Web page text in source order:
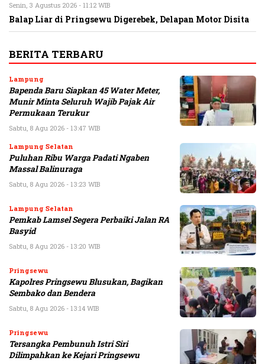
Senin, 3 Agustus 2026 - 11:12 WIB
Balap Liar di Pringsewu Digerebek, Delapan Motor Disita
BERITA TERBARU
Lampung
Bapenda Baru Siapkan 45 Water Meter,
Munir Minta Seluruh Wajib Pajak Air
Permukaan Terukur
Sabtu, 8 Agu 2026 - 13:47 WIB
Lampung Selatan
Puluhan Ribu Warga Padati Ngaben
Massal Balinuraga
Sabtu, 8 Agu 2026 - 13:23 WIB
Lampung Selatan
Pemkab Lamsel Segera Perbaiki Jalan RA
Basyid
Sabtu, 8 Agu 2026 - 13:20 WIB
Pringsewu
Kapolres Pringsewu Blusukan, Bagikan
Sembako dan Bendera
Sabtu, 8 Agu 2026 - 13:14 WIB
Pringsewu
Tersangka Pembunuh Istri Siri
Dilimpahkan ke Kejari Pringsewu